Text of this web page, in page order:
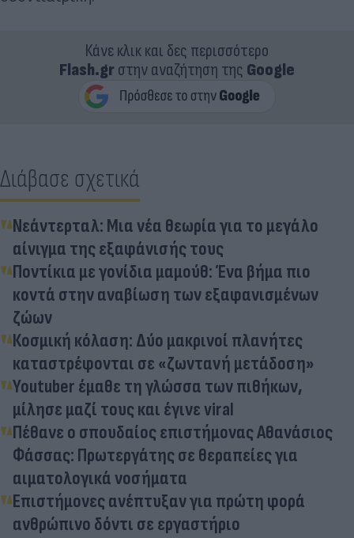
Κάνε κλικ και δες περισσότερο
Flash.grστην αναζήτηση της Google
Διάβασε σχετικά
Νεάντερταλ: Μια νέα θεωρία για το μεγάλο
αίνιγμα της εξαφάνισής τους
Ποντίκια με γονίδια μαμούθ: Ένα βήμα πιο
κοντά στην αναβίωση των εξαφανισμένων
ζώων
Κοσμική κόλαση: Δύο μακρινοί πλανήτες
καταστρέφονται σε «ζωντανή μετάδοση»
Youtuber έμαθε τη γλώσσα των πιθήκων,
μίλησε μαζί τους και έγινε viral
Πέθανε ο σπουδαίος επιστήμονας Αθανάσιος
Φάσσας: Πρωτεργάτης σε θεραπείες για
αιματολογικά νοσήματα
Επιστήμονες ανέπτυξαν για πρώτη φορά
ανθρώπινο δόντι σε εργαστήριο